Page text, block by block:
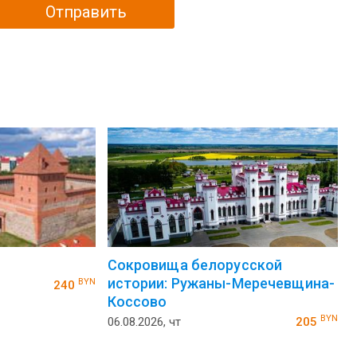
Отправить
240 BYN
Сокровища белорусской
истории: Ружаны-Меречевщина-
Коссово
06.08.2026, чт 205BYN